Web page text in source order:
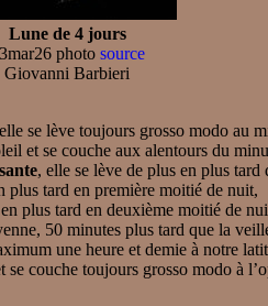
Lune de 4 jours
photo source
Giovanni Barbieri
se lève toujours grosso modo au
et se couche aux alentours du
, elle se lève de plus en plus tard
plus tard en première moitié de nuit,
plus tard en deuxième moitié de
50 minutes plus tard que la
une heure et demie à notre
couche toujours grosso modo à